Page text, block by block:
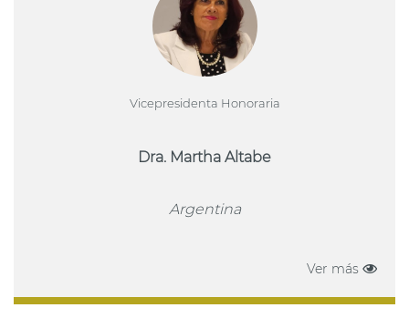
Vicepresidenta Honoraria
Dra. Martha Altabe
Argentina
Ver más